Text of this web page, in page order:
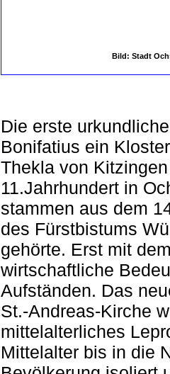
Bild: Stadt
Die erste
Bonifatius ein
Thekla von
11.Jahrhundert in
stammen aus dem
des Fürstbistums
gehörte. Erst mit
wirtschaftliche
Aufständen. Das
St.-Andreas-Kirche
mittelalterliches
Mittelalter bis in die